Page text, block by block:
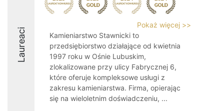
Laureaci
Pokaż więcej >>
Kamieniarstwo Stawnicki to
przedsiębiorstwo działające od kwietnia
1997 roku w Ośnie Lubuskim,
zlokalizowane przy ulicy Fabrycznej 6,
które oferuje kompleksowe usługi z
zakresu kamieniarstwa. Firma, opierając
się na wieloletnim doświadczeniu, ...